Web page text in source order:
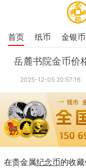
首页 纸币 金银币
岳麓书院金币价
2025-12-05 20:57:16
在贵金属纪念币的收